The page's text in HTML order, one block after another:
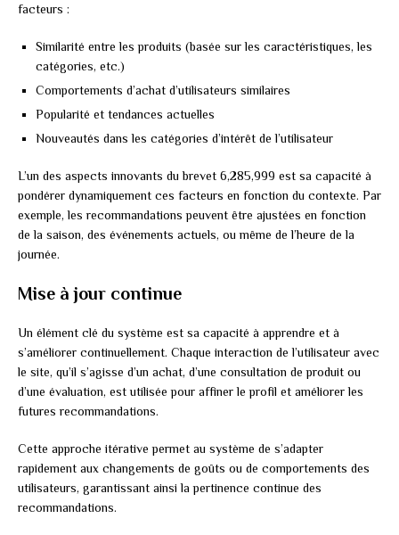
facteurs :
Similarité entre les produits (basée sur les caractéristiques, les
catégories, etc.)
Comportements d’achat d’utilisateurs similaires
Popularité et tendances actuelles
Nouveautés dans les catégories d’intérêt de l’utilisateur
L’un des aspects innovants du brevet 6,285,999 est sa capacité à
pondérer dynamiquement ces facteurs en fonction du contexte. Par
exemple, les recommandations peuvent être ajustées en fonction
de la saison, des événements actuels, ou même de l’heure de la
journée.
Mise à jour continue
Un élément clé du système est sa capacité à apprendre et à
s’améliorer continuellement. Chaque interaction de l’utilisateur avec
le site, qu’il s’agisse d’un achat, d’une consultation de produit ou
d’une évaluation, est utilisée pour affiner le profil et améliorer les
futures recommandations.
Cette approche itérative permet au système de s’adapter
rapidement aux changements de goûts ou de comportements des
utilisateurs, garantissant ainsi la pertinence continue des
recommandations.